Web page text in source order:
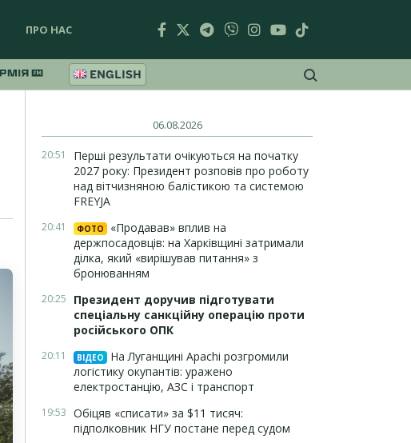
ПРО НАС
ENGLISH
06.08.2026
20:51
Перші результати очікуються на початку
2027 року: Президент розповів про роботу
над вітчизняною балістикою та системою
FREYJA
20:41 ФОТО
«Продавав» вплив на
держпосадовців: на Харківщині затримали
ділка, який «вирішував питання» з
бронюванням
20:25
Президент доручив підготувати
спеціальну санкційну операцію проти
російського ОПК
20:11 ВІДЕО
На Луганщині Apachi розгромили
логістику окупантів: уражено
електростанцію, АЗС і транспорт
19:53 Обіцяв «списати» за $11 тисяч:
підполковник НГУ постане перед судом